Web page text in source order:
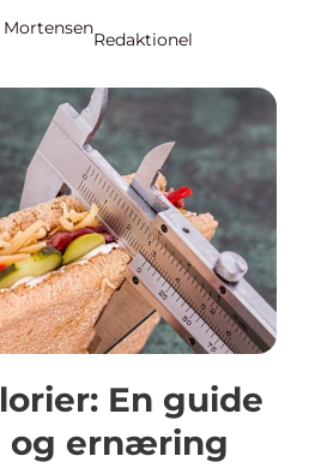
Mortensen
Redaktionel
En guide
og ernæring